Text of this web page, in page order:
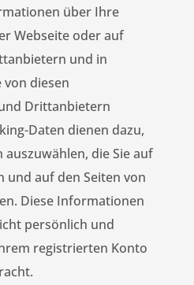
über Ihre
Webseite oder auf
und in
von diesen
Drittanbietern
Daten dienen dazu,
auszuwählen, die Sie auf
und auf den Seiten von
Diese Informationen
persönlich und
registrierten Konto